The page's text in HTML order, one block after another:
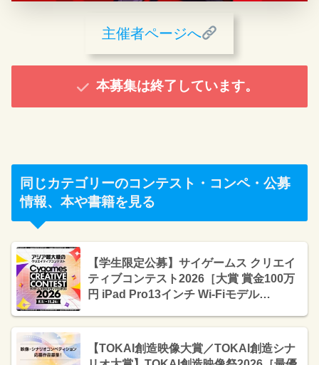
主催者ページへ
本募集は終了しています。
同じカテゴリーのコンテスト・コンペ・公募
情報、本や書籍を見る
【学生限定公募】サイゲームス クリエイ
ティブコンテスト2026［大賞 賞金100万
円 iPad Pro13インチ Wi-Fiモデル
【TOKAI創造映像大賞／TOKAI創造シナ